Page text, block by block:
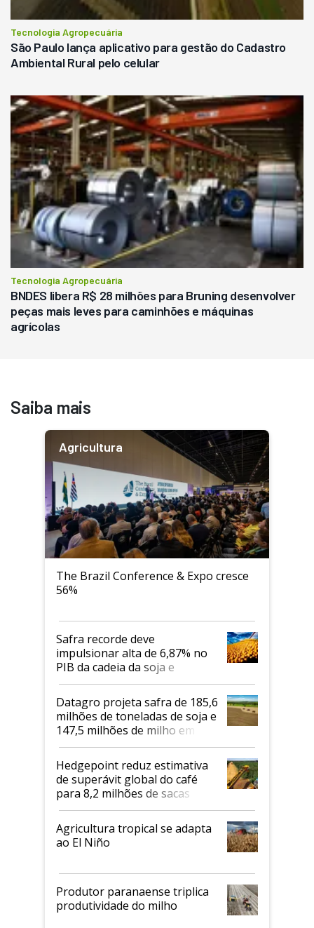
Tecnologia Agropecuária
São Paulo lança aplicativo para gestão do Cadastro
Ambiental Rural pelo celular
Tecnologia Agropecuária
BNDES libera R$ 28 milhões para Bruning desenvolver
peças mais leves para caminhões e máquinas
agrícolas
Saiba mais
Agricultura
The Brazil Conference & Expo cresce
56%
Safra recorde deve
impulsionar alta de 6,87% no
PIB da cadeia da soja e
biodiesel em 2026
Datagro projeta safra de 185,6
milhões de toneladas de soja e
147,5 milhões de milho em
2026/27
Hedgepoint reduz estimativa
de superávit global do café
para 8,2 milhões de sacas
Agricultura tropical se adapta
ao El Niño
Produtor paranaense triplica
produtividade do milho